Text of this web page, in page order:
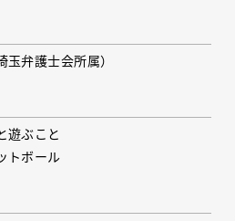
弁護士会所属）
遊ぶこと
トボール